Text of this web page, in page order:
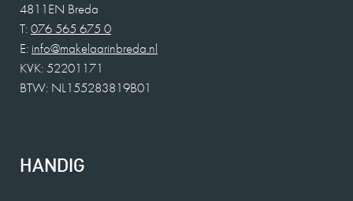
4811EN Breda
T:076 565 675 0
E: info@makelaarinbreda.nl
KVK: 52201171
BTW: NL155283819B01
HANDIG